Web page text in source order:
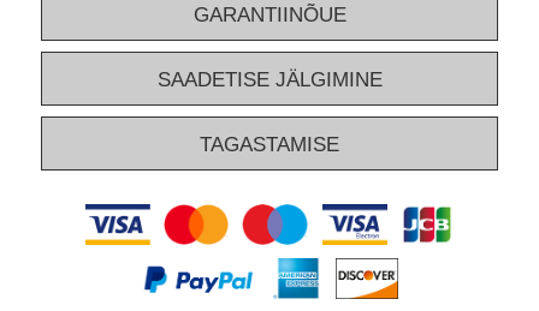
GARANTIINÕUE
SAADETISE JÄLGIMINE
TAGASTAMISE